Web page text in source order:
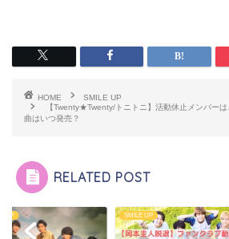
HOME
SMILE UP
【Twenty★Twenty/トニトニ】活動休止メンバー
曲はいつ発売？
RELATED POST
UP SMILE UP